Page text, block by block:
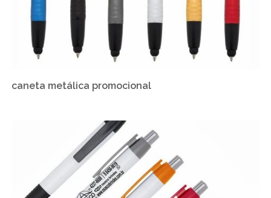
caneta metálica promocional